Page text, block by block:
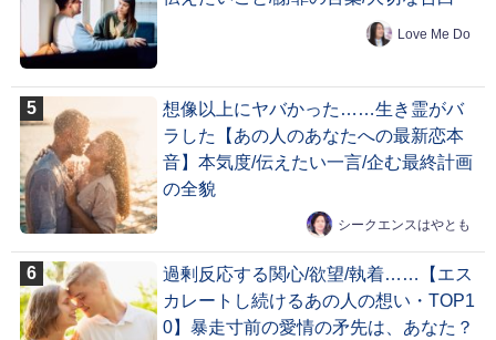
Love Me Do
想像以上にヤバかった……生き霊がバ
ラした【あの人のあなたへの最新恋本
音】本気度/伝えたい一言/企む最終計画
の全貌
シークエンスはやとも
過剰反応する関心/欲望/執着……【エス
カレートし続けるあの人の想い・TOP1
0】暴走寸前の愛情の矛先は、あなた？